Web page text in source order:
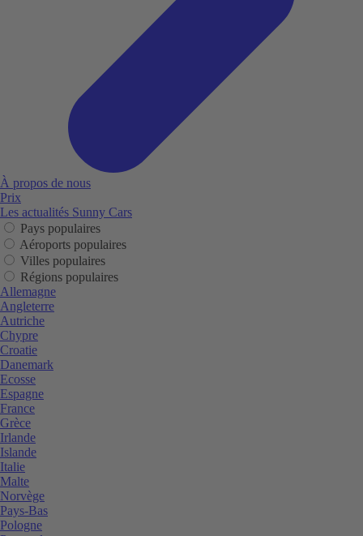
À propos de nous
Prix
Les actualités Sunny Cars
Pays populaires
Aéroports populaires
Villes populaires
Régions populaires
Allemagne
Angleterre
Autriche
Chypre
Croatie
Danemark
Ecosse
Espagne
France
Grèce
Irlande
Islande
Italie
Malte
Norvège
Pays-Bas
Pologne